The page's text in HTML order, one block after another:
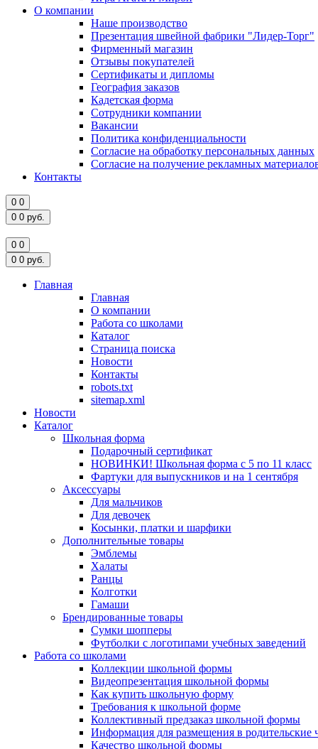
О компании
Наше производство
Презентация швейной фабрики "Лидер-Торг"
Фирменный магазин
Отзывы покупателей
Сертификаты и дипломы
География заказов
Кадетская форма
Сотрудники компании
Вакансии
Политика конфиденциальности
Согласие на обработку персональных данных
Согласие на получение рекламных
Контакты
0 0
0 0 руб.
0 0
0 0 руб.
Главная
Главная
О компании
Работа со школами
Каталог
Страница поиска
Новости
Контакты
robots.txt
sitemap.xml
Новости
Каталог
Школьная форма
Подарочный сертификат
НОВИНКИ! Школьная форма с 5 по 11 класс
Фартуки для выпускников и на 1 сентября
Аксессуары
Для мальчиков
Для девочек
Косынки, платки и шарфики
Дополнительные товары
Эмблемы
Халаты
Ранцы
Колготки
Гамаши
Брендированные товары
Сумки шопперы
Футболки с логотипами учебных заведений
Работа со школами
Коллекции школьной формы
Видеопрезентация школьной формы
Как купить школьную форму
Требования к школьной форме
Коллективный предзаказ школьной формы
Информация для размещения в родительские
Качество школьной формы